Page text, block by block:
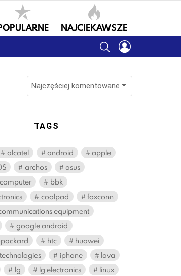
NAJCIEKAWSZE
SEARCH
TAGS
alcatel android
apple
archos
asus
bbk
coolpad
foxconn
equipment
google android
htc
huawei
iphone
lava
lg lg electronics
linux